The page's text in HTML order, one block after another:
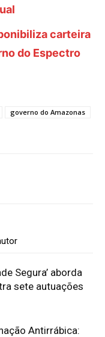
carteira
do Espectro
governo do Amazonas
Segura’ aborda
sete autuações
Antirrábica: